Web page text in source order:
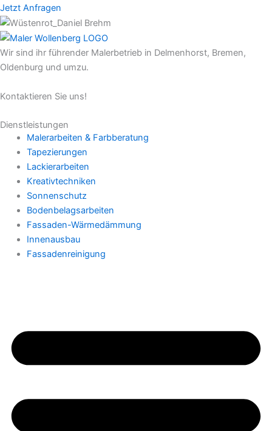
Jetzt Anfragen
Wir sind ihr führender Malerbetrieb in Delmenhorst, Bremen,
Oldenburg und umzu.
Kontaktieren Sie uns!
Dienstleistungen
Malerarbeiten & Farbberatung
Tapezierungen
Lackierarbeiten
Kreativtechniken
Sonnenschutz
Bodenbelagsarbeiten
Fassaden-Wärmedämmung
Innenausbau
Fassadenreinigung